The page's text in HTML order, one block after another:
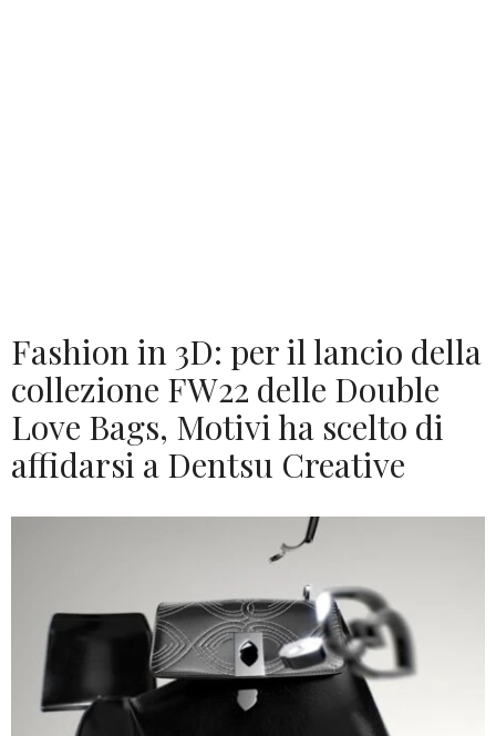
Fashion in 3D: per il lancio della
collezione FW22 delle Double
Love Bags, Motivi ha scelto di
affidarsi a Dentsu Creative